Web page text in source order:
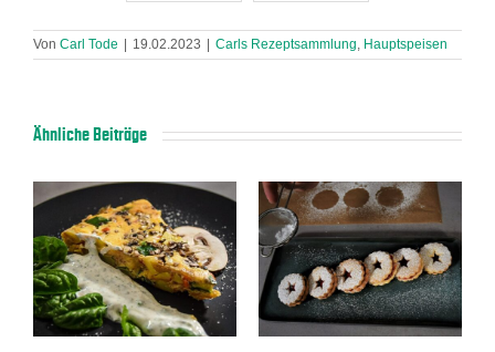
Von Carl Tode | 19.02.2023 | Carls Rezeptsammlung Hauptspeisen
Ähnliche Beiträge